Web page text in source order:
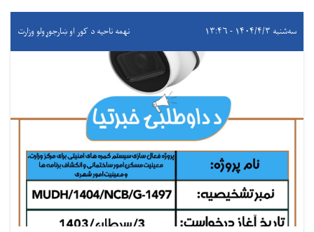
سه‌شنبه ۱۴۰۴/۴/۳ - ۱۳:۴۶ نهمه ناحیه د کور او ښارجوړولو وزارت